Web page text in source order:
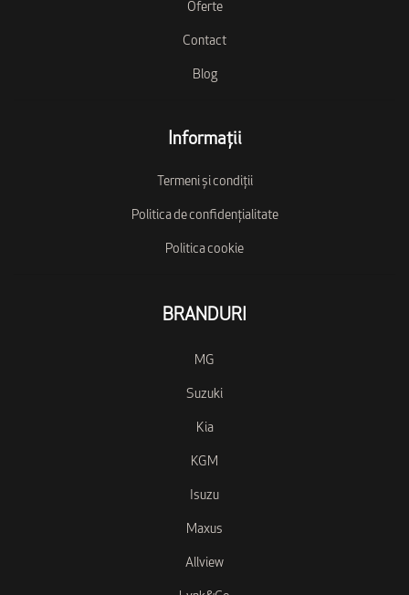
Oferte
Contact
Blog
Informații
Termeni și condiții
Politica de confidențialitate
Politica cookie
BRANDURI
MG
Suzuki
Kia
KGM
Isuzu
Maxus
Allview